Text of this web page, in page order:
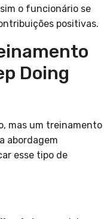
o funcionário se
positivas.
Doing
mas um treinamento
abordagem
esse tipo de